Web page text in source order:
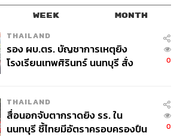
WEEK MONTH
THAILAND
รอง ผบ.ตร. บัญชาการเหตุยิง
โรงเรียนเทพศิรินทร์ นนทบุรี สั่ง
0
THAILAND
สื่อนอกจับตากราดยิง รร. ใน
นนทบุรี ชี้ไทยมีอัตราครอบครองปืน
0